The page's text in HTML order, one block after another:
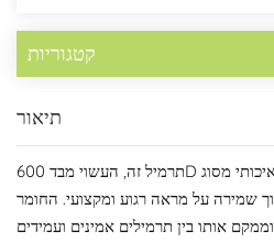
קטגוריות
תיאור
תרמיל זה, העשוי מבד 600D שחור איכותי מסוג Dragon Dance, מציע
שמירה על מראה רגוע ומקצועי. החומר
אותו בין תרמילים אמינים ועמידים